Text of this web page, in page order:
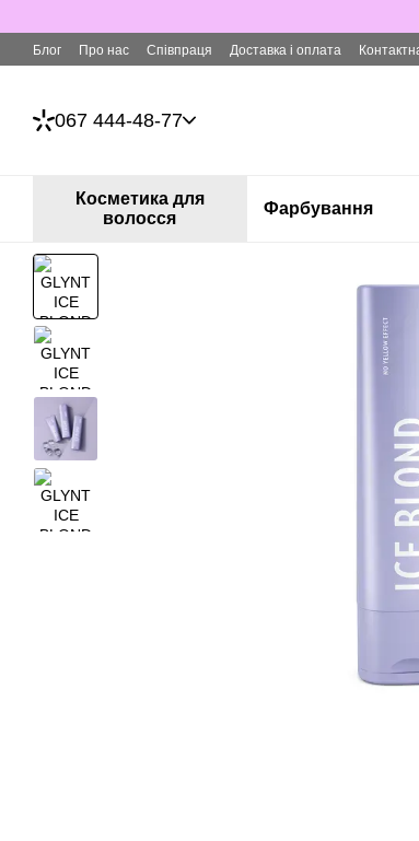
Блог Про нас Співпраця Доставка і оплата
067 444-48-77
Косметика для
волосся
Фарбування